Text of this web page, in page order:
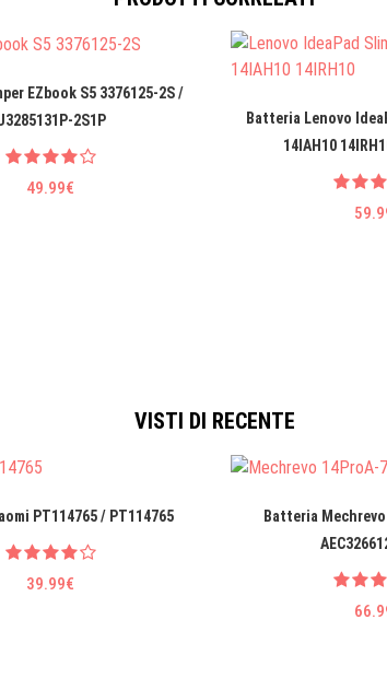
EZbook S5 3376125-2S /
2S1P
49.99€
Batteria Lenovo
14IAH10
VISTI DI RECENTE
PT114765 / PT114765
39.99€
Batteria